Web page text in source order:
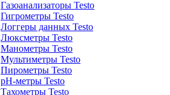
Газоанализаторы Testo
Гигрометры Testo
Логгеры данных Testo
Люксметры Testo
Манометры Testo
Мультиметры Testo
Пирометры Testo
pH-метры Testo
Тахометры Testo